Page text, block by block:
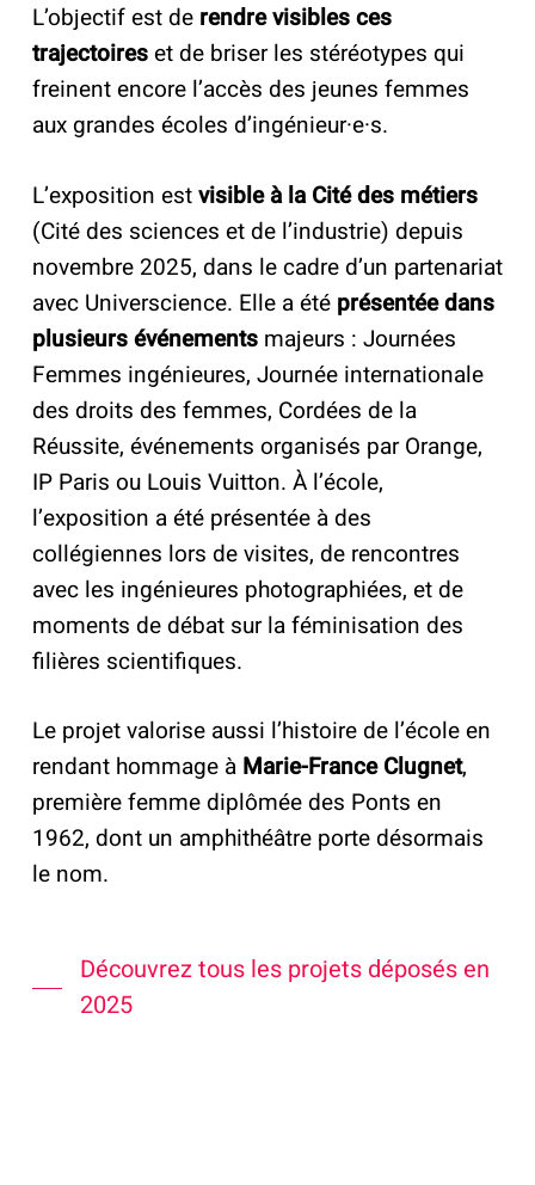
L’objectif est de rendre visibles ces
trajectoireset de briser les stéréotypes qui
freinent encore l’accès des jeunes femmes
aux grandes écoles d’ingénieur·e·s.
L’exposition estvisible à la Cité des métiers
(Cité des sciences et de l’industrie) depuis
novembre 2025, dans le cadre d’un partenariat
avec Universcience. Elle a été présentée dans
plusieurs événementsmajeurs : Journées
Femmes ingénieures, Journée internationale
des droits des femmes, Cordées de la
Réussite, événements organisés par Orange,
IP Paris ou Louis Vuitton. À l’école,
l’exposition a été présentée à des
collégiennes lors de visites, de rencontres
avec les ingénieures photographiées, et de
moments de débat sur la féminisation des
filières scientifiques.
Le projet valorise aussi l’histoire de l’école en
rendant hommage à Marie-France Clugnet,
première femme diplômée des Ponts en
1962, dont un amphithéâtre porte désormais
le nom.
Découvrez tous les projets déposés en
2025